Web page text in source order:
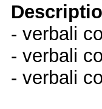
- verbali
- verbali
- verbali